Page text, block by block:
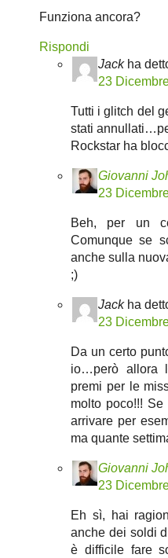
Funziona ancora?
Rispondi
Jack ha
23
Tutti i glitch del
stati
Rockstar ha
Giovanni
23
Beh, per un
Comunque se
anche sulla
;)
Jack ha
23
Da un certo
io…però allora
premi per le
molto poco!!!
arrivare per
ma quante
Giovanni
23
Eh sì, hai
anche dei soldi
è difficile fare